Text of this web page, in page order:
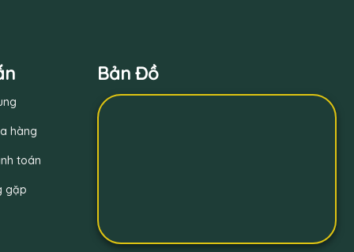
hàng
toán
gặp
Bản Đồ